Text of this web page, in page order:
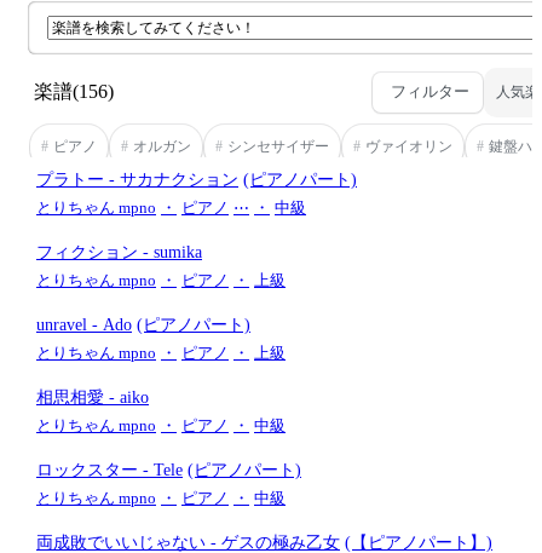
楽譜(156) フィルター 人気
# ピアノ # オルガン # シンセサイザー # ヴァイオリン # 鍵盤ハ
プラトー - サカナクション (ピアノパート)
とりちゃん mpno
・ ピアノ ⋯ ・ 中級
フィクション - sumika
とりちゃん mpno
・ ピアノ ・ 上級
unravel - Ado (ピアノパート)
とりちゃん mpno
・ ピアノ ・ 上級
相思相愛 - aiko
とりちゃん mpno
・ ピアノ ・ 中級
ロックスター - Tele (ピアノパート)
とりちゃん mpno
・ ピアノ ・ 中級
両成敗でいいじゃない - ゲスの極み乙女 (【ピアノパート】)